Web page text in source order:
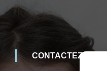
CONTACTEZ-NOUS